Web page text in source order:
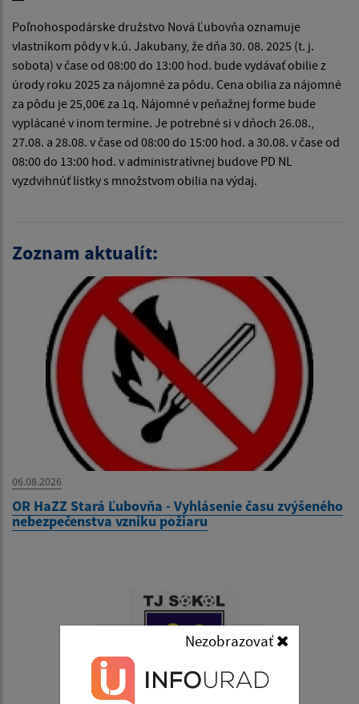
Nezobrazovať
Poľnohospodárske družstvo Nová Ľubovňa oznamuje
vlastníkom pôdy v k.ú. Jakubany, že dňa 30. 08. 2025 (t. j.
sobota) v čase od 08:00 do 13:00 hod. bude vydávať obilie z
úrody roku 2025 za nájomné za pôdu. Cena obilia za nájomné
za pôdu je 25,00€ za 1q. Nájomné v peňažnej forme bude
vyplácané v inom termíne. Je potrebné si v dňoch 26.08.,
27.08. a 28.08. v čase od 08:00 do 15:00 hod. a 30.08. v čase od
08:00 do 13:00 hod. v administratívnej budove PD NL
vyzdvihnúť lístky s množstvom obilia na výdaj.
Zoznam aktualít:
06.08.2026
OR HaZZ Stará Ľubovňa - Vyhlásenie času zvýšeného
nebezpečenstva vzniku požiaru